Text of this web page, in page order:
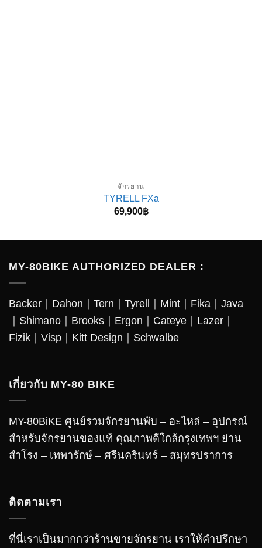
จักรยาน
TYRELL FXa
69,900฿
MY-80BIKE AUTHORIZED DEALER :
Backer ｜ Dahon ｜ Tern ｜ Tyrell ｜ Mint ｜ Fika ｜ Java
｜ Shimano ｜ Brooks ｜ Ergon ｜ Cateye ｜ Lazer ｜
Fizik｜Visp｜Kitt Design｜ Schwalbe
เกี่ยวกับ MY-80 BIKE
MY-80BiKE ศูนย์รวมจักรยานพับ – อะไหล่ – อุปกรณ์
สำหรับจักรยานของแท้ คุณภาพดีใกล้กรุงเทพฯ ย่าน
สำโรง – เทพารักษ์ – ศรีนครินทร์ – สมุทรปราการ
ติดตามเรา
ที่นี่เราเป็นมากกว่าร้านขายจักรยาน เราให้คำปรึกษา